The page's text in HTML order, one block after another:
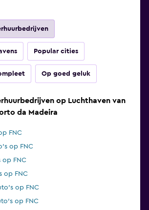
Popular cities
Op goed geluk
op Luchthaven van
da Madeira
FNC
op FNC
op FNC
op FNC
op FNC
op FNC